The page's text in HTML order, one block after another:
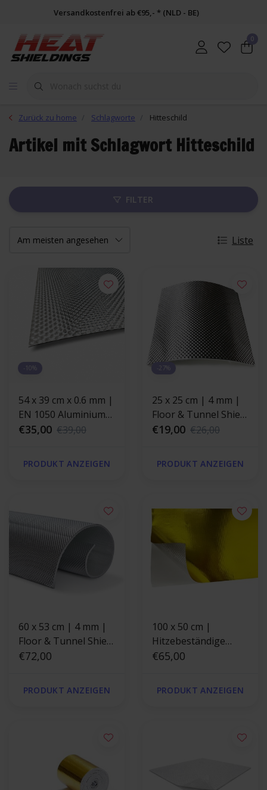
Versandkostenfrei ab €95,- * (NLD - BE)
0
Zurück zu home Schlagworte Hitteschild
Artikel mit Schlagwort Hitteschild
FILTER
Liste
-10%
54 x 39 cm x 0.6 mm |
EN 1050 Aluminium
Wärme- und
€35,00 €39,00
PRODUKT ANZEIGEN
-27%
25 x 25 cm | 4 mm |
Floor & Tunnel Shield
II™ selbstklebend |
€19,00 €26,00
PRODUKT ANZEIGEN
60 x 53 cm | 4 mm |
Floor & Tunnel Shield
II™ selbstklebend |
€72,00
PRODUKT ANZEIGEN
100 x 50 cm |
Hitzebeständige
goldene Folie 400 °C
€65,00
PRODUKT ANZEIGEN